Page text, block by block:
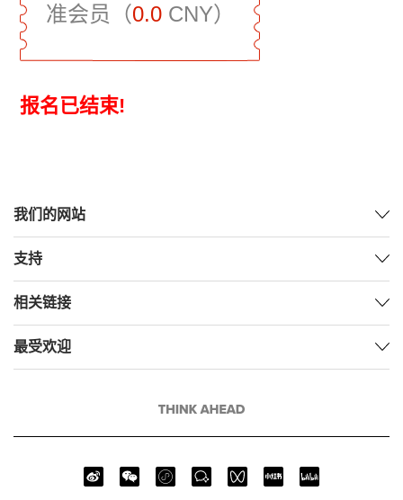
准会员（0.0CNY）
报名已结束!
我们的网站
支持
相关链接
最受欢迎